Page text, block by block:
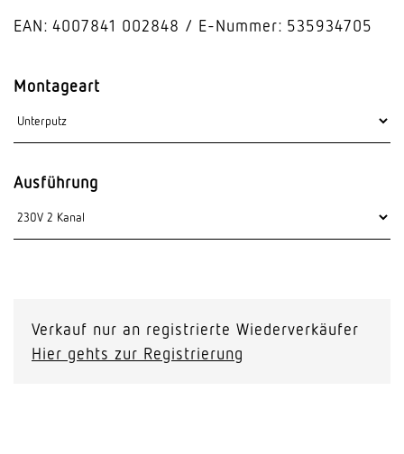
EAN: 4007841 002848 E-Nummer: 535934705
Montageart
Ausführung
Verkauf nur an registrierte Wiederverkäufer
Hier gehts zur Registrierung